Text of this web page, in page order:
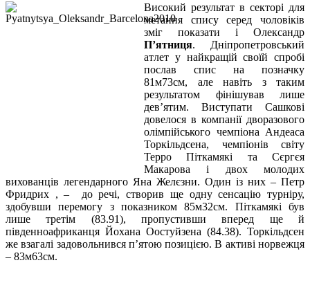
Високий результат в секторі для
метання спису серед чоловіків
зміг показати і Олександр
П’ятниця. Дніпропетровський
атлет у найкращій своїй спробі
послав спис на позначку
81м73см, але навіть з таким
результатом фінішував лише
дев’ятим. Виступати Сашкові
довелося в компанії дворазового
олімпійського чемпіона Андеаса
Торкільдсена, чемпіонів світу
Терро Піткамякі та Сєргєя
Макарова і двох молодих
вихованців легендарного Яна Желєзни. Один із них – Петр
Фридрих , – до речі, створив ще одну сенсацію турніру,
здобувши перемогу з показником 85м32см. Піткамякі був
лише третім (83.91), пропустивши вперед ще й
південноафриканця Йохана Оостуйзена (84.38). Торкільдсен
же взагалі задовольнився п’ятою позицією. В активі норвежця
– 83м63см.